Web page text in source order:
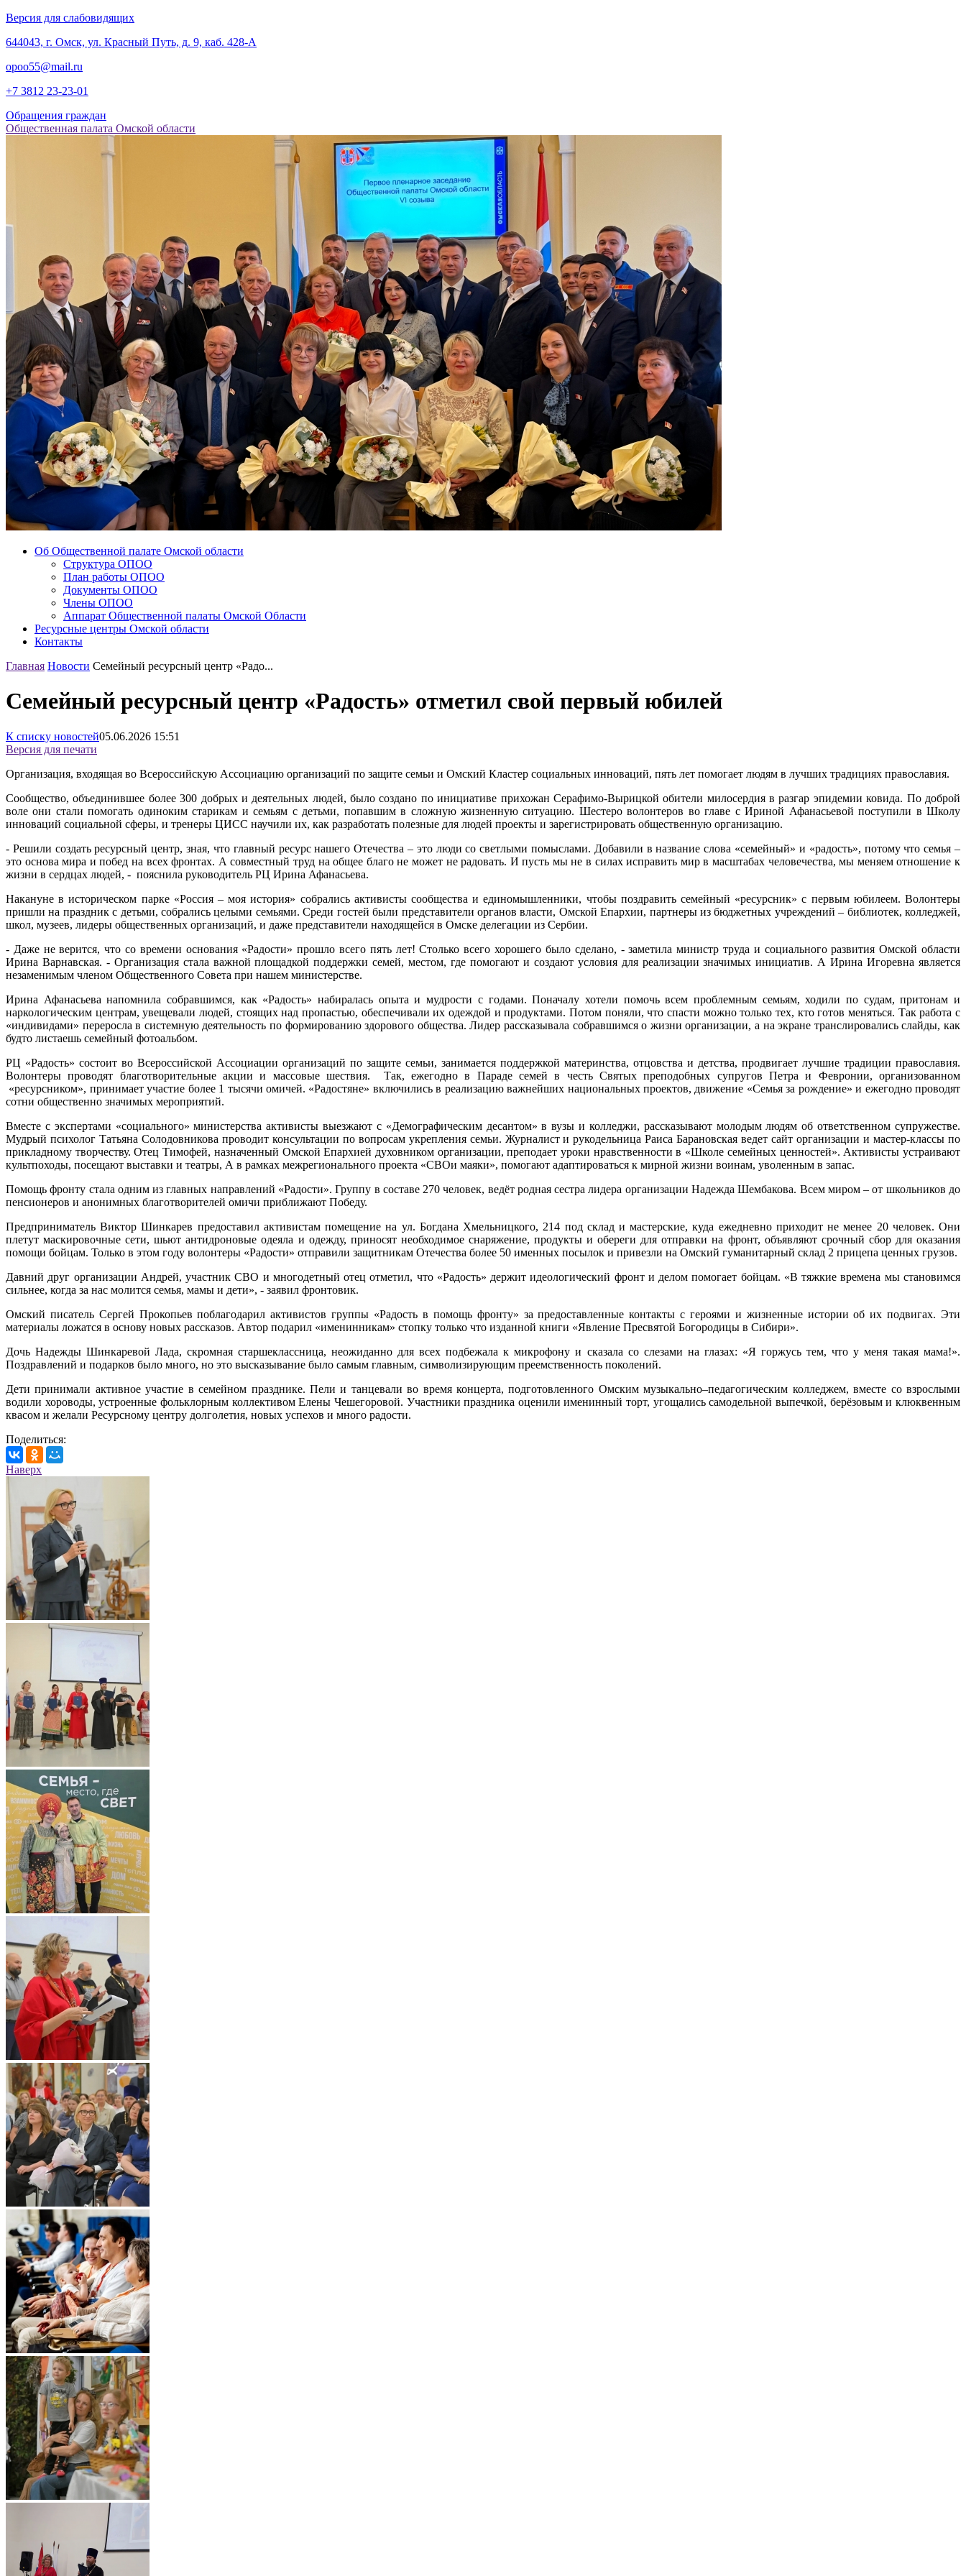
Версия для слабовидящих
‎644043, г. Омск, ул. Красный Путь, д. 9, каб. 428-А
opoo55@mail.ru
+7 3812 23-23-01
Обращения граждан
Общественная палата Омской области
Об Общественной палате Омской области
Структура ОПОО
План работы ОПОО
Документы ОПОО
Члены ОПОО
Аппарат Общественной палаты Омской Области
Ресурсные центры Омской области
Контакты
Главная Новости Семейный ресурсный центр «Радо...
Семейный ресурсный центр «Радость» отметил свой первый юбилей
К списку новостей05.06.2026 15:51
Версия для печати
Организация, входящая во Всероссийскую Ассоциацию организаций по защите семьи и Омский Кластер социальных инноваций, пять лет помогает людям в лучших традициях православия.
Сообщество, объединившее более 300 добрых и деятельных людей, было создано по инициативе прихожан Серафимо-Вырицкой обители милосердия в разгар эпидемии ковида. По доброй
воле они стали помогать одиноким старикам и семьям с детьми, попавшим в сложную жизненную ситуацию. Шестеро волонтеров во главе с Ириной Афанасьевой поступили в Школу
инноваций социальной сферы, и тренеры ЦИСС научили их, как разработать полезные для людей проекты и зарегистрировать общественную организацию.
- Решили создать ресурсный центр, зная, что главный ресурс нашего Отечества – это люди со светлыми помыслами. Добавили в название слова «семейный» и «радость», потому что семья –
это основа мира и побед на всех фронтах. А совместный труд на общее благо не может не радовать. И пусть мы не в силах исправить мир в масштабах человечества, мы меняем отношение к
жизни в сердцах людей, - пояснила руководитель РЦ Ирина Афанасьева.
Накануне в историческом парке «Россия – моя история» собрались активисты сообщества и единомышленники, чтобы поздравить семейный «ресурсник» с первым юбилеем. Волонтеры
пришли на праздник с детьми, собрались целыми семьями. Среди гостей были представители органов власти, Омской Епархии, партнеры из бюджетных учреждений – библиотек, колледжей,
школ, музеев, лидеры общественных организаций, и даже представители находящейся в Омске делегации из Сербии.
- Даже не верится, что со времени основания «Радости» прошло всего пять лет! Столько всего хорошего было сделано, - заметила министр труда и социального развития Омской области
Ирина Варнавская. - Организация стала важной площадкой поддержки семей, местом, где помогают и создают условия для реализации значимых инициатив. А Ирина Игоревна является
незаменимым членом Общественного Совета при нашем министерстве.
Ирина Афанасьева напомнила собравшимся, как «Радость» набиралась опыта и мудрости с годами. Поначалу хотели помочь всем проблемным семьям, ходили по судам, притонам и
наркологическим центрам, увещевали людей, стоящих над пропастью, обеспечивали их одеждой и продуктами. Потом поняли, что спасти можно только тех, кто готов меняться. Так работа с
«индивидами» переросла в системную деятельность по формированию здорового общества. Лидер рассказывала собравшимся о жизни организации, а на экране транслировались слайды, как
будто листаешь семейный фотоальбом.
РЦ «Радость» состоит во Всероссийской Ассоциации организаций по защите семьи, занимается поддержкой материнства, отцовства и детства, продвигает лучшие традиции православия.
Волонтеры проводят благотворительные акции и массовые шествия. Так, ежегодно в Параде семей в честь Святых преподобных супругов Петра и Февронии, организованном
«ресурсником», принимает участие более 1 тысячи омичей. «Радостяне» включились в реализацию важнейших национальных проектов, движение «Семья за рождение» и ежегодно проводят
сотни общественно значимых мероприятий.
Вместе с экспертами «социального» министерства активисты выезжают с «Демографическим десантом» в вузы и колледжи, рассказывают молодым людям об ответственном супружестве.
Мудрый психолог Татьяна Солодовникова проводит консультации по вопросам укрепления семьи. Журналист и рукодельница Раиса Барановская ведет сайт организации и мастер-классы по
прикладному творчеству. Отец Тимофей, назначенный Омской Епархией духовником организации, преподает уроки нравственности в «Школе семейных ценностей». Активисты устраивают
культпоходы, посещают выставки и театры, А в рамках межрегионального проекта «СВОи маяки», помогают адаптироваться к мирной жизни воинам, уволенным в запас.
Помощь фронту стала одним из главных направлений «Радости». Группу в составе 270 человек, ведёт родная сестра лидера организации Надежда Шембакова. Всем миром – от школьников до
пенсионеров и анонимных благотворителей омичи приближают Победу.
Предприниматель Виктор Шинкарев предоставил активистам помещение на ул. Богдана Хмельницкого, 214 под склад и мастерские, куда ежедневно приходит не менее 20 человек. Они
плетут маскировочные сети, шьют антидроновые одеяла и одежду, приносят необходимое снаряжение, продукты и обереги для отправки на фронт, объявляют срочный сбор для оказания
помощи бойцам. Только в этом году волонтеры «Радости» отправили защитникам Отечества более 50 именных посылок и привезли на Омский гуманитарный склад 2 прицепа ценных грузов.
Давний друг организации Андрей, участник СВО и многодетный отец отметил, что «Радость» держит идеологический фронт и делом помогает бойцам. «В тяжкие времена мы становимся
сильнее, когда за нас молится семья, мамы и дети», - заявил фронтовик.
Омский писатель Сергей Прокопьев поблагодарил активистов группы «Радость в помощь фронту» за предоставленные контакты с героями и жизненные истории об их подвигах. Эти
материалы ложатся в основу новых рассказов. Автор подарил «именинникам» стопку только что изданной книги «Явление Пресвятой Богородицы в Сибири».
Дочь Надежды Шинкаревой Лада, скромная старшеклассница, неожиданно для всех подбежала к микрофону и сказала со слезами на глазах: «Я горжусь тем, что у меня такая мама!».
Поздравлений и подарков было много, но это высказывание было самым главным, символизирующим преемственность поколений.
Дети принимали активное участие в семейном празднике. Пели и танцевали во время концерта, подготовленного Омским музыкально–педагогическим колледжем, вместе со взрослыми
водили хороводы, устроенные фольклорным коллективом Елены Чешегоровой. Участники праздника оценили именинный торт, угощались самодельной выпечкой, берёзовым и клюквенным
квасом и желали Ресурсному центру долголетия, новых успехов и много радости.
Поделиться:
Наверх